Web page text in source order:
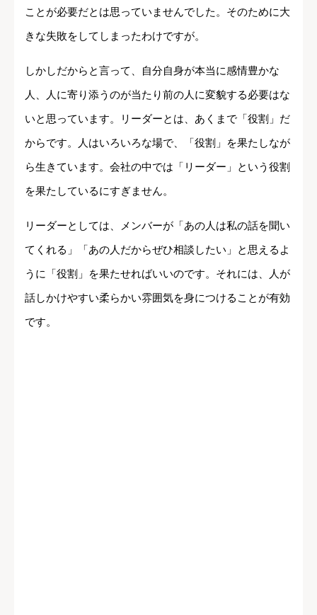
ことが必要だとは思っていませんでした。そのために大
きな失敗をしてしまったわけですが。
しかしだからと言って、自分自身が本当に感情豊かな
人、人に寄り添うのが当たり前の人に変貌する必要はな
いと思っています。リーダーとは、あくまで「役割」だ
からです。人はいろいろな場で、「役割」を果たしなが
ら生きています。会社の中では「リーダー」という役割
を果たしているにすぎません。
リーダーとしては、メンバーが「あの人は私の話を聞い
てくれる」「あの人だからぜひ相談したい」と思えるよ
うに「役割」を果たせればいいのです。それには、人が
話しかけやすい柔らかい雰囲気を身につけることが有効
です。